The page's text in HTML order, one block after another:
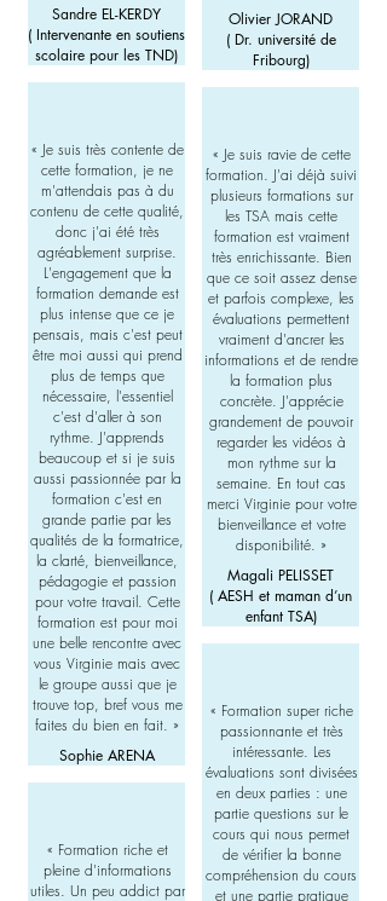
Sandre EL-KERDY
( Intervenante en soutiens
scolaire pour les TND)
« Je suis très contente de
cette formation, je ne
m'attendais pas à du
contenu de cette qualité,
donc j'ai été très
agréablement surprise.
L'engagement que la
formation demande est
plus intense que ce je
pensais, mais c'est peut
être moi aussi qui prend
plus de temps que
nécessaire, l'essentiel
c'est d'aller à son
rythme. J'apprends
beaucoup et si je suis
aussi passionnée par la
formation c'est en
grande partie par les
qualités de la formatrice,
la clarté, bienveillance,
pédagogie et passion
pour votre travail. Cette
formation est pour moi
une belle rencontre avec
vous Virginie mais avec
le groupe aussi que je
trouve top, bref vous me
faites du bien en fait. »
Sophie ARENA
« Formation riche et
pleine d'informations
utiles. Un peu addict par
Olivier JORAND
( Dr. université de
Fribourg)
« Je suis ravie de cette
formation. J'ai déjà suivi
plusieurs formations sur
les TSA mais cette
formation est vraiment
très enrichissante. Bien
que ce soit assez dense
et parfois complexe, les
évaluations permettent
vraiment d'ancrer les
informations et de rendre
la formation plus
concrète. J'apprécie
grandement de pouvoir
regarder les vidéos à
mon rythme sur la
semaine. En tout cas
merci Virginie pour votre
bienveillance et votre
disponibilité. »
Magali PELISSET
( AESH et maman d’un
enfant TSA)
« Formation super riche
passionnante et très
intéressante. Les
évaluations sont divisées
en deux parties : une
partie questions sur le
cours qui nous permet
de vérifier la bonne
compréhension du cours
et une partie pratique